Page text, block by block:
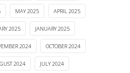
MAY 2025 APRIL 2025
2025 JANUARY 2025
2024 OCTOBER 2024
2024 JULY 2024